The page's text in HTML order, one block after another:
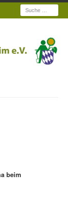
Suche
beim